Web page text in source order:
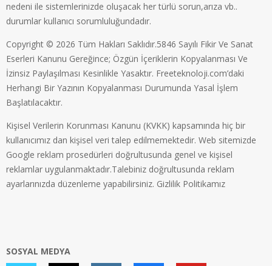
nedeni ile sistemlerinizde oluşacak her türlü sorun,arıza vb..
durumlar kullanıcı sorumluluğundadır.
Copyright © 2026 Tüm Hakları Saklıdır.5846 Sayılı Fikir Ve Sanat
Eserleri Kanunu Gereğince; Özgün İçeriklerin Kopyalanması Ve
İzinsiz Paylaşılması Kesinlikle Yasaktır. Freeteknoloji.com’daki
Herhangi Bir Yazının Kopyalanması Durumunda Yasal İşlem
Başlatılacaktır.
Kişisel Verilerin Korunması Kanunu (KVKK) kapsamında hiç bir
kullanıcımız dan kişisel veri talep edilmemektedir. Web sitemizde
Google reklam prosedürleri doğrultusunda genel ve kişisel
reklamlar uygulanmaktadır.Talebiniz doğrultusunda reklam
ayarlarınızda düzenleme yapabilirsiniz. Gizlilik Politikamız
SOSYAL MEDYA